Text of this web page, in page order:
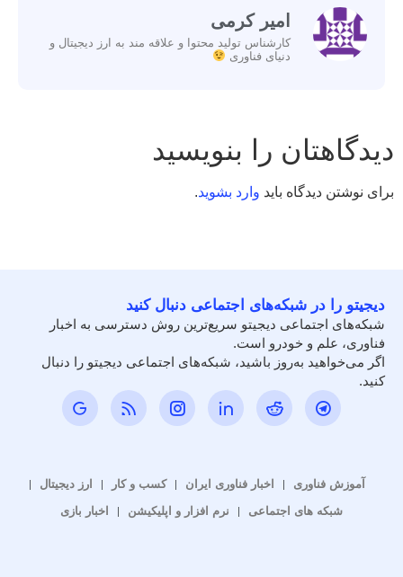
امیر کرمی
کارشناس تولید محتوا و علاقه مند به ارز دیجیتال و
دنیای فناوری
دیدگاهتان را بنویسید
برای نوشتن دیدگاه باید وارد بشوید.
دیجیتو را در شبکه‌های اجتماعی دنبال کنید
شبکه‌های اجتماعی دیجیتو سریع‌ترین روش دسترسی به اخبار
فناوری، علم و خودرو است.
اگر می‌خواهید به‌روز باشید، شبکه‌های اجتماعی دیجیتو را دنبال
کنید.
آموزش فناوری اخبار فناوری ایران کسب و کار
ارز دیجیتال
شبکه های اجتماعی
نرم افزار و اپلیکیشن اخبار بازی